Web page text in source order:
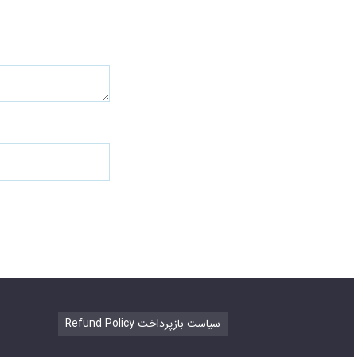
Refund Policy سیاست بازپرداخت